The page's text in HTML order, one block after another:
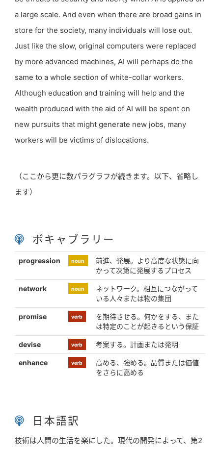
a large scale. And even when there are broad gains in
store for the society, many individuals will lose out.
Just like the slow, original computers were replaced
by more advanced machines, AI will perhaps do the
same to a whole section of white-collar workers.
Although education and training will help and the
wealth produced with the aid of AI will be spent on
new pursuits that might generate new jobs, many
workers will be victims of dislocations.
（ここから更に数パラグラフが続きます。以下、省略し
ます）
ボキャブラリー
progression noun
前進、発展。より高度な状態に向
かって次第に発展するプロセス
network noun
ネットワーク。相互につながって
いる人々または物の集団
promise verb
を期待させる。何かをする、また
は特定のことが起きるという保証
devise verb 考案する。計画または発明
enhance verb
高める、強める。品質または価値
をさらに高める
日本語訳
技術は人間の生活を楽にした。現代の開発によって、第2